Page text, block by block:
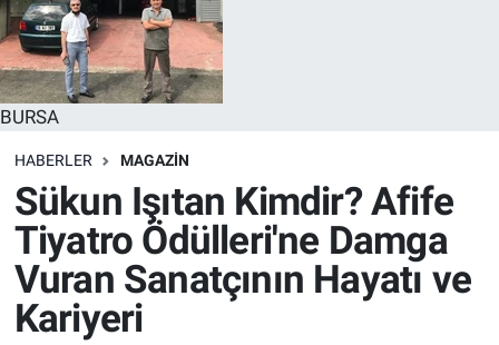
BURSA
HABERLER MAGAZİN
Sükun Işıtan Kimdir? Afife
Tiyatro Ödülleri'ne Damga
Vuran Sanatçının Hayatı ve
Kariyeri